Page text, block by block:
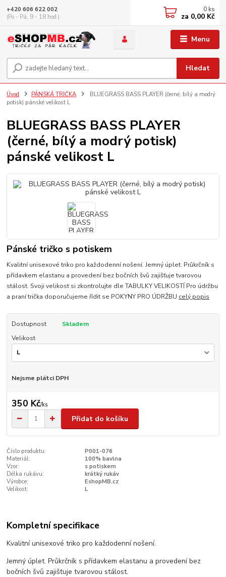
Menu
Hledat
+420 606 622 002
(Po - Pá, 9 - 18 hod.)
0 ks
za 0,00 Kč
Úvod PÁNSKÁ TRIČKA
BLUEGRASS BASS PLAYER (černé, bílý a modrý
potisk) pánské velikost L
BLUEGRASS BASS PLAYER
(černé, bílý a modrý potisk)
pánské velikost L
Pánské tričko s potiskem
Kvalitní unisexové triko pro každodenní nošení. Jemný úplet. Průkrčník s
přídavkem elastanu a provedení bez bočních švů zajišťuje tvarovou
stálost. Svoji velikost si zkontrolujte dle TABULKY VELIKOSTÍ Pro údržbu
a praní trička doporučujeme řídit se POKYNY PRO ÚDRŽBU celý popis
Dostupnost
Skladem
Velikost
Nejsme plátci DPH
350 Kč/ks
Přidat do košíku
Číslo produktu:
P001-076
Materiál:
100% bavlna
Vzor:
s potiskem
Délka rukávu:
krátký rukáv
Výrobce:
EshopMB.cz
Velikost:
L
Kompletní specifikace
Kvalitní unisexové triko pro každodenní nošení.
Jemný úplet. Průkrčník s přídavkem elastanu a provedení bez
bočních švů zajišťuje tvarovou stálost.